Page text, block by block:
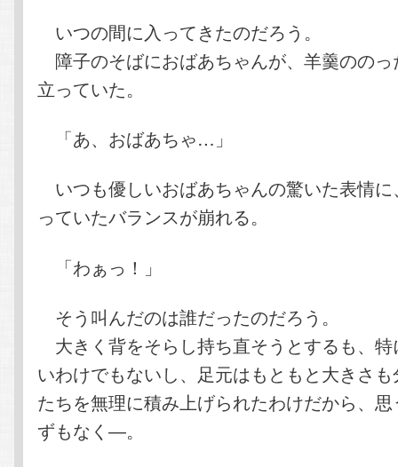
いつの間に入ってきたのだろう。
障子のそばにおばあちゃんが、羊羹のの
立っていた。
「あ、おばあちゃ…」
いつも優しいおばあちゃんの驚いた表情
っていたバランスが崩れる。
「わぁっ！」
そう叫んだのは誰だったのだろう。
大きく背をそらし持ち直そうとするも、
いわけでもないし、足元はもともと大きさ
たちを無理に積み上げられたわけだから、
ずもなく―。